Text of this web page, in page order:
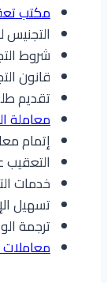
مكتب
التجنيس
شروط
قانون
تقديم
معاملة
إتمام
خدمات
تسهيل
ترجمة